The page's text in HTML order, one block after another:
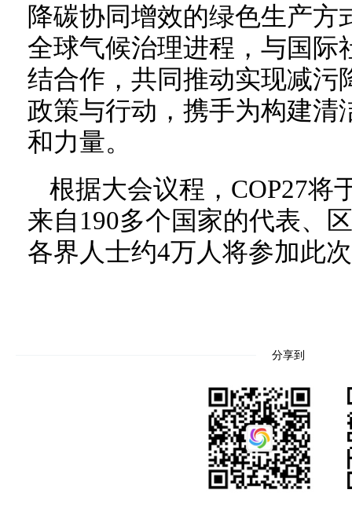
降碳协同增效的绿色生产
全球气候治理进程，与国际
结合作，共同推动实现减污
政策与行动，携手为构建清
和力量。
根据大会议程，COP27将
来自190多个国家的代表、
各界人士约4万人将参加此
分享到